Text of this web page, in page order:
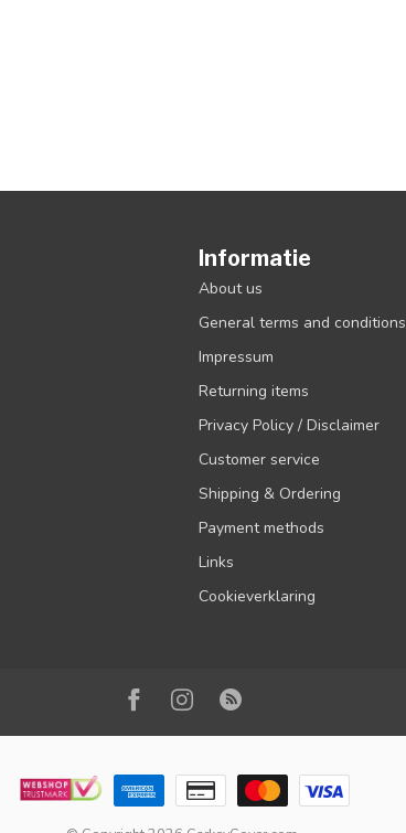
Informatie
About us
General terms and conditions
Impressum
Returning items
Privacy Policy / Disclaimer
Customer service
Shipping & Ordering
Payment methods
Links
Cookieverklaring